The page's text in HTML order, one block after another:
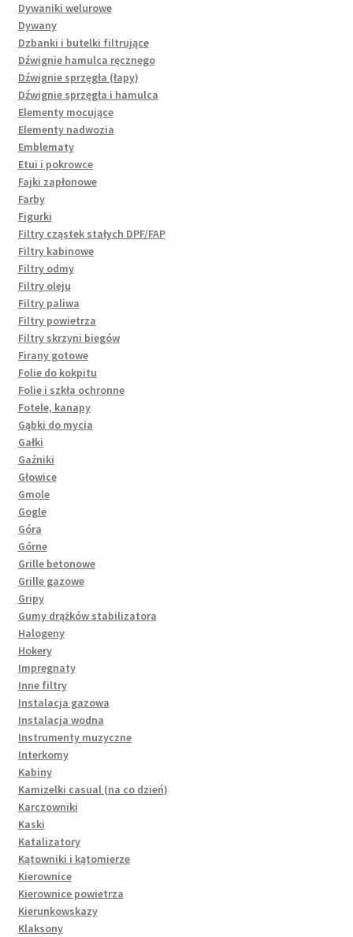
Dywaniki welurowe
Dywany
Dzbanki i butelki filtrujące
Dźwignie hamulca ręcznego
Dźwignie sprzęgła (łapy)
Dźwignie sprzęgła i hamulca
Elementy mocujące
Elementy nadwozia
Emblematy
Etui i pokrowce
Fajki zapłonowe
Farby
Figurki
Filtry cząstek stałych DPF/FAP
Filtry kabinowe
Filtry odmy
Filtry oleju
Filtry paliwa
Filtry powietrza
Filtry skrzyni biegów
Firany gotowe
Folie do kokpitu
Folie i szkła ochronne
Fotele, kanapy
Gąbki do mycia
Gałki
Gaźniki
Głowice
Gmole
Gogle
Góra
Górne
Grille betonowe
Grille gazowe
Gripy
Gumy drążków stabilizatora
Halogeny
Hokery
Impregnaty
Inne filtry
Instalacja gazowa
Instalacja wodna
Instrumenty muzyczne
Interkomy
Kabiny
Kamizelki casual (na co dzień)
Karczowniki
Kaski
Katalizatory
Kątowniki i kątomierze
Kierownice
Kierownice powietrza
Kierunkowskazy
Klaksony